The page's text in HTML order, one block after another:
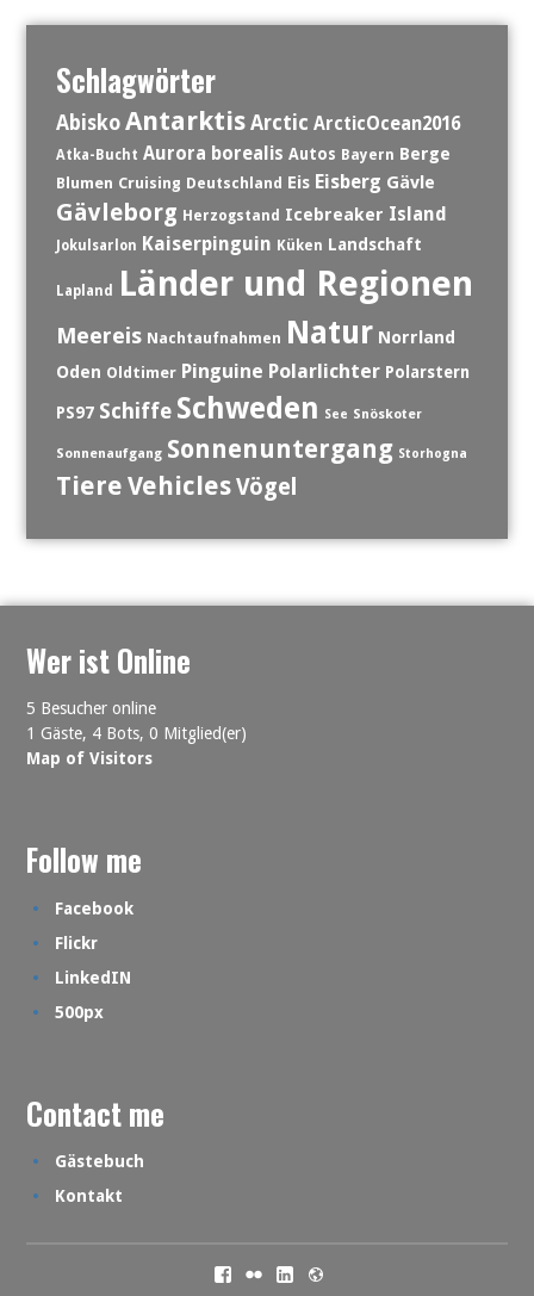
Schlagwörter
Abisko Antarktis Arctic ArcticOcean2016
Atka-Bucht Aurora borealis Autos Bayern Berge
Blumen Cruising Deutschland Eis Eisberg Gävle
Gävleborg Herzogstand Icebreaker Island
Jokulsarlon Kaiserpinguin Küken Landschaft
Lapland Länder und Regionen
Meereis Nachtaufnahmen Natur Norrland
Oden Oldtimer Pinguine Polarlichter Polarstern
PS97 Schiffe Schweden See Snöskoter
Sonnenaufgang Sonnenuntergang Storhogna
Tiere VehiclesVögel
Wer ist Online
5 Besucher online
1 Gäste, 4 Bots, 0 Mitglied(er)
Map of Visitors
Follow me
Facebook
Flickr
LinkedIN
500px
Contact me
Gästebuch
Kontakt
Facebook
Flickr LinkedIN